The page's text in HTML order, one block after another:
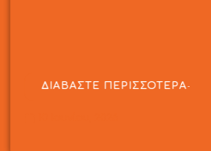
ΠΕΡΙΣΣΟΤΕΡΑ